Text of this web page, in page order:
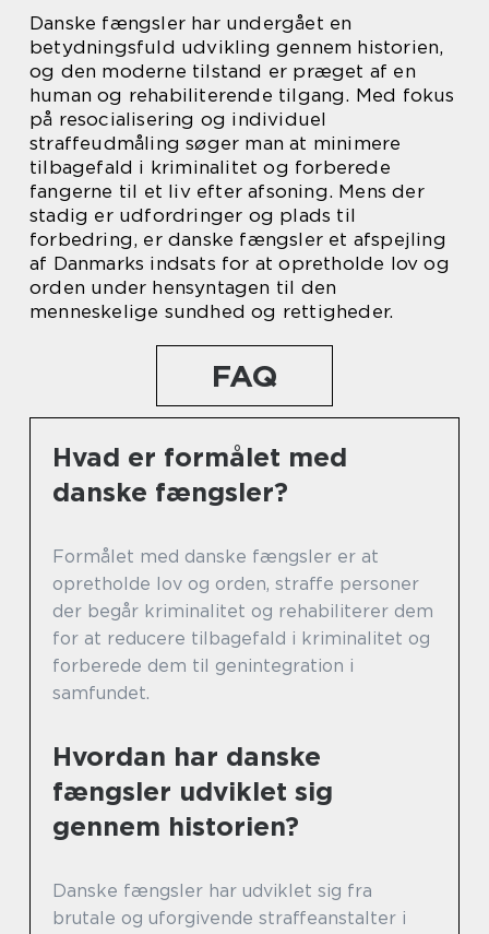
Danske fængsler har undergået en
betydningsfuld udvikling gennem historien,
og den moderne tilstand er præget af en
human og rehabiliterende tilgang. Med fokus
på resocialisering og individuel
straffeudmåling søger man at minimere
tilbagefald i kriminalitet og forberede
fangerne til et liv efter afsoning. Mens der
stadig er udfordringer og plads til
forbedring, er danske fængsler et afspejling
af Danmarks indsats for at opretholde lov og
orden under hensyntagen til den
menneskelige sundhed og rettigheder.
FAQ
Hvad er formålet med
danske fængsler?
Formålet med danske fængsler er at
opretholde lov og orden, straffe personer
der begår kriminalitet og rehabiliterer dem
for at reducere tilbagefald i kriminalitet og
forberede dem til genintegration i
samfundet.
Hvordan har danske
fængsler udviklet sig
gennem historien?
Danske fængsler har udviklet sig fra
brutale og uforgivende straffeanstalter i